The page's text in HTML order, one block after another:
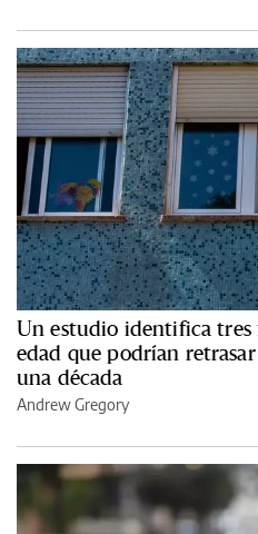
Un estudio identifica tres
edad que podrían
una década
Andrew Gregory